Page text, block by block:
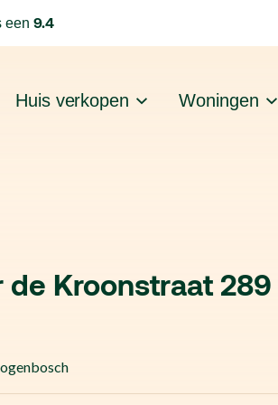
een 9.4
Huis verkopen Woningen
de Kroonstraat 289